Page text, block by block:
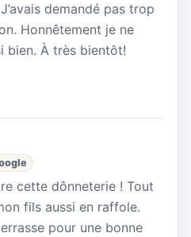
demandé pas trop
Honnêtement je ne
bien. À très bientôt!
cette dônneterie ! Tout
fils aussi en raffole.
pour une bonne